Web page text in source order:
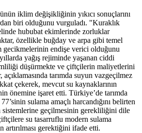
iklim değişikliğinin yıkıcı sonuçlarını
biri olduğunu vurguladı. "Kuraklık
hububat ekimlerinde zorluklar
özellikle buğday ve arpa gibi temel
gecikmelerinin endişe verici olduğunu
yağış rejiminde yaşanan ciddi
düşürmekte ve çiftçilerin maliyetlerini
açıklamasında tarımda suyun vazgeçilmez
çekerek, mevcut su kaynaklarının
önemine işaret etti. Türkiye’de tarımda
sulama amaçlı harcandığını belirten
sistemlerine geçilmesinin gerekliliğini dile
su tasarruflu modern sulama
gerektiğini ifade etti.